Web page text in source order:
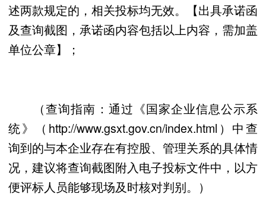
述两款规定的，相关投标均无效。【出具承诺函
及查询截图，承诺函内容包括以上内容，需加盖
单位公章】；
（查询指南：通过《国家企业信息公示系
统》（http://www.gsxt.gov.cn/index.html）中查
询到的与本企业存在有控股、管理关系的具体情
况，建议将查询截图附入电子投标文件中，以方
便评标人员能够现场及时核对判别。）